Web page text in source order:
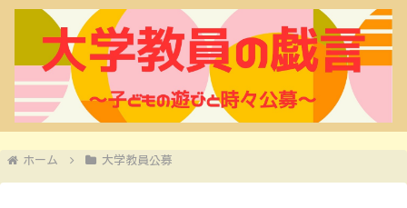
ホーム 大学教員公募